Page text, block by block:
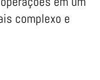
complexo e